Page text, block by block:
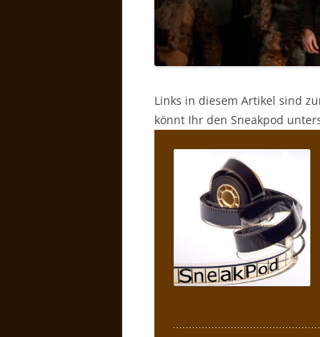
Links in diesem Artikel sind
könnt Ihr den Sneakpod